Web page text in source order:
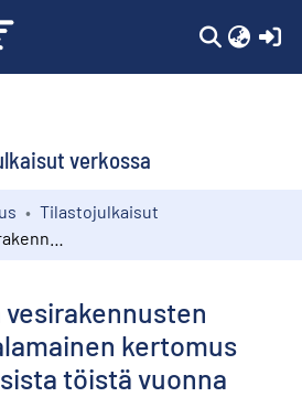
verkossa
Tilastojulkaisut
kertomus
töistä vuonna